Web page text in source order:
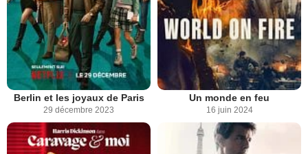
Berlin et les joyaux de Paris
29 décembre 2023
Un monde en feu
16 juin 2024